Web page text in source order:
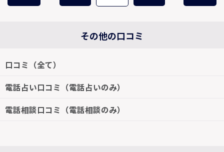
その他の口コミ
口コミ（全て）
電話占い口コミ（電話占いのみ）
電話相談口コミ（電話相談のみ）